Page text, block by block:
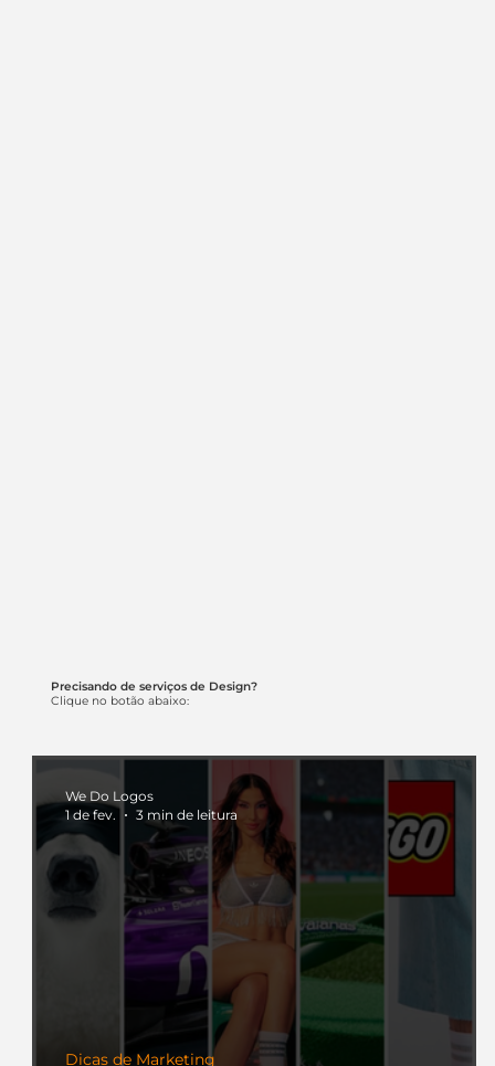
Precisando de serviços de Design?
Clique no botão abaixo:
Dicas de Marketing
We Do Logos
1 de fev.
3 min de leitura